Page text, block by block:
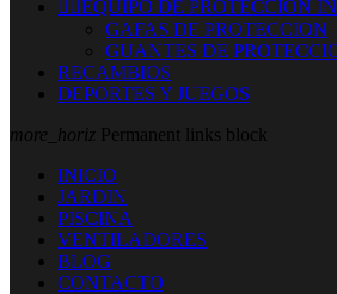
 EQUIPO DE PROTECCION
GAFAS DE PROTECCION
GUANTES DE
RECAMBIOS
DEPORTES Y JUEGOS
more_horiz Permanent links block
INICIO
JARDIN
PISCINA
VENTILADORES
BLOG
CONTACTO